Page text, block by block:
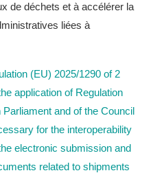
de déchets et à accélérer la
liées à
(EU) 2025/1290 of 2
application of Regulation
and of the Council
for the interoperability
electronic submission and
related to shipments